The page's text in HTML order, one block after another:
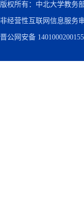
版权所有：中北大学教务
非经营性互联网信息服务
晋公网安备